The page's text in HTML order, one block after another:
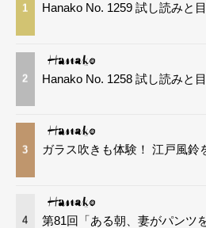
1 Hanako No. 1259 試し読みと
2 Hanako No. 1258 試し読みと
3 ガラス吹きも体験！ 江戸風鈴
4 第81回「ある朝、妻がパンツ